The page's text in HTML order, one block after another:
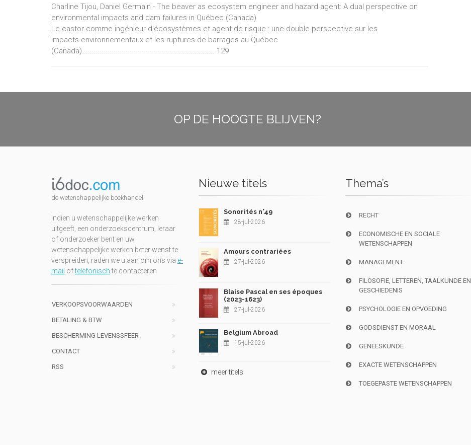
Charline Tijou, Daniel Germain - The beaver as ecosystem engineer and hazard agent: A dual perspective on
environmental impacts and dam failures in Québec (Canada)
Le castor comme ingénieur d'écosystèmes et agent de risque : une double perspective sur les
impacts environnementaux et les ruptures de barrages au Québec
(Canada).................................................................. 129
OP DE HOOGTE BLIJVEN?
de wetenshappelijke boekhandel
Indien u wetenschappelijke werken
uitgeeft, een onderzoekscentrum, leraar
of onderzoeker bent en uw
wetenschappelijke werken beter wenst te
verspreiden, raden we u aan om ons via e-
mail oftelefonischte contacteren
VERKOOPSVOORWAARDEN
BETALING & BTW
BESCHERMING LEVENSSFEER
CONTACT
RSS
Nieuwe titels
Sonorités n°49
28-jul-2026
Amours contrariées
27-jul-2026
Blaise Pascal en ses époques
(2023-1623)
27-jul-2026
Belgium Abroad
15-jul-2026
meer titels
Thema’s
RECHT
ECONOMISCHE EN SOCIALE
WETENSCHAPPEN
MANAGEMENT
FILOSOFIE, LETTEREN, TAALKUNDE EN
GESCHIEDENIS
PSYCHOLOGIE EN OPVOEDING
GODSDIENST EN MORAAL
GENEESKUNDE
EXACTE WETENSCHAPPEN
TOEGEPASTE WETENSCHAPPEN